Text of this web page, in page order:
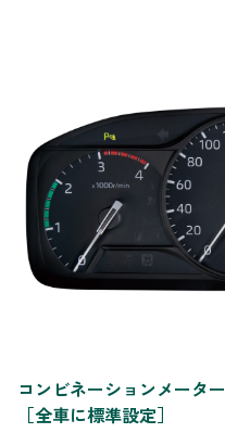
コンビネーションメーター
［全車に標準設定］